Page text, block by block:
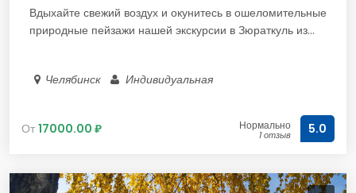
Вдыхайте свежий воздух и окунитесь в ошеломительные
природные пейзажи нашей экскурсии в Зюраткуль из...
Челябинск Индивидуальная
От 17000.00 ₽ Нормально
1 отзыв 5.0